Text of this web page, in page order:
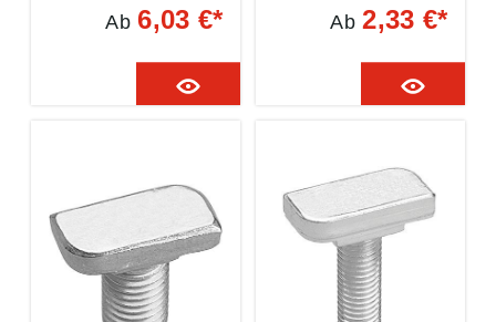
Kunststoffscheibe,
Blechschraubengewin
Produktsicherheitsver
Eisenhändler GmbH,
EDE Platz 1, 42389
Wuppertal, DE,
webkontakt@ede.de
Ab6,03 €*
Produktsicherheitsver
Wuppertal, DE,
webkontakt@ede.de
Ab2,33 €*